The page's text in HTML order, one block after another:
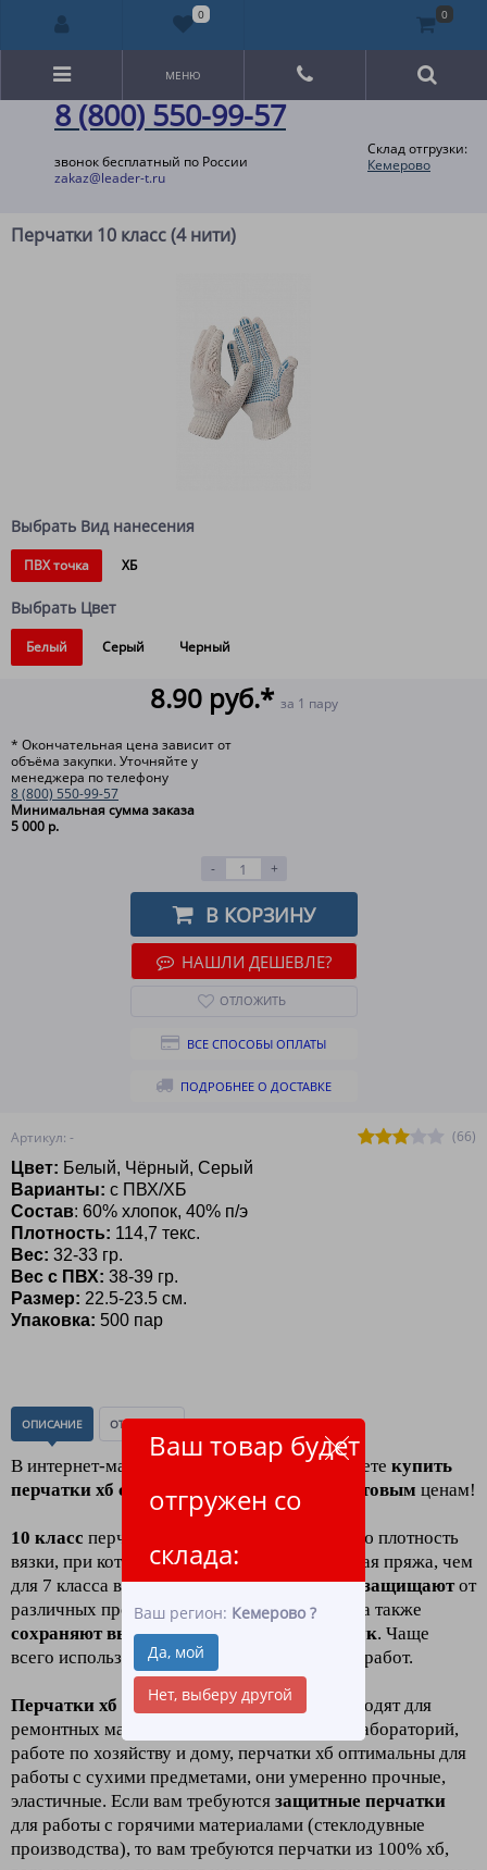
8 (800) 550-99-57
звонок бесплатный по России
zakaz@leader-t.ru
Склад отгрузки:
Кемерово
Ваш товар будет
отгружен со
склада:
Ваш регион: Кемерово ?
Да, мой
Нет, выберу другой
МЕНЮ
Перчатки 10 класс (4 нити)
Артикул: -
(66)
Цвет: Белый, Чёрный, Серый
Варианты: с ПВХ/ХБ
Состав: 60% хлопок, 40% п/э
Плотность: 114,7 текс.
Вес: 32-33 гр.
Вес с ПВХ: 38-39 гр.
Размер: 22.5-23.5 см.
Упаковка: 500 пар
Выбрать Вид нанесения
ПВХ точка ХБ
Выбрать Цвет
Белый Серый Черный
8.90 руб.* за 1 пару
* Окончательная цена зависит от
объёма закупки. Уточняйте у
менеджера по телефону
8 (800) 550-99-57
Минимальная сумма заказа
5 000 р.
- +
В КОРЗИНУ
НАШЛИ ДЕШЕВЛЕ?
ОТЛОЖИТЬ
ВСЕ СПОСОБЫ ОПЛАТЫ
ПОДРОБНЕЕ О ДОСТАВКЕ
ОПИСАНИЕ ОТЗЫВЫ
В интернет-магазине "ЛидерТекс" Вы можете купить
перчатки хб с пвх 10 класс (4 нити)
оптовым ценам!
10 класс перчаток хб
повышенную плотность
вязки, при которой используется более тонкая пряжа, чем
для 7 класса вязки. Такие перчатки отличнозащищаютот
различных производственных загрязнений, а также
сохраняют высокую чувствительность рук. Чаще
всего используются для проведения тонких работ.
Перчатки хб с пвх 10 классаотлично подходят для
ремонтных мастерских, сборочные цехов, лабораторий,
работе по хозяйству и дому, перчатки хб оптимальны для
работы с сухими предметами, они умеренно прочные,
эластичные. Если вам требуются защитные перчатки
для работы с горячими материалами (стеклодувные
производства), то вам требуются перчатки из 100% хб,
0 0